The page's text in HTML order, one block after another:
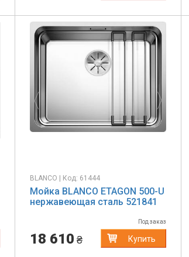
Previous
BLANCO | Код: 61444
Мойка BLANCO ETAGON 500-U
нержавеющая сталь 521841
Под заказ
18 610 ₴ Купить